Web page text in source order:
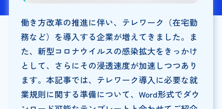
働き方改革の推進に伴い、テレワーク（在宅勤
務など）を導入する企業が増えてきました。ま
た、新型コロナウイルスの感染拡大をきっかけ
として、さらにその浸透速度が加速しつつあり
ます。本記事では、テレワーク導入に必要な就
業規則に関する準備について、Word形式でダウ